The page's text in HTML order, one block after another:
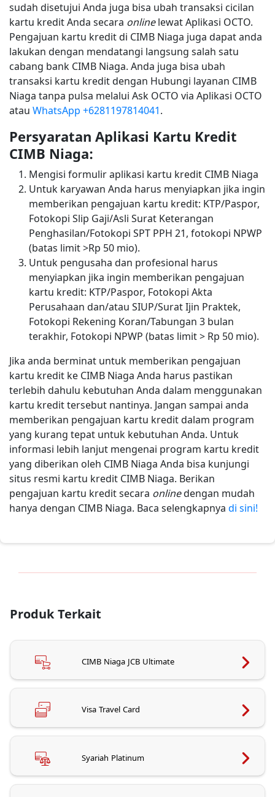
sudah disetujui Anda juga bisa ubah transaksi cicilan
kartu kredit Anda secara onlinelewat Aplikasi OCTO.
Pengajuan kartu kredit di CIMB Niaga juga dapat anda
lakukan dengan mendatangi langsung salah satu
cabang bank CIMB Niaga. Anda juga bisa ubah
transaksi kartu kredit dengan Hubungi layanan CIMB
Niaga tanpa pulsa melalui Ask OCTO via Aplikasi OCTO
atau WhatsApp +6281197814041.
Persyaratan Aplikasi Kartu Kredit
CIMB Niaga:
Mengisi formulir aplikasi kartu kredit CIMB Niaga
Untuk karyawan Anda harus menyiapkan jika ingin
memberikan pengajuan kartu kredit: KTP/Paspor,
Fotokopi Slip Gaji/Asli Surat Keterangan
Penghasilan/Fotokopi SPT PPH 21, fotokopi NPWP
(batas limit >Rp 50 mio).
Untuk pengusaha dan profesional harus
menyiapkan jika ingin memberikan pengajuan
kartu kredit: KTP/Paspor, Fotokopi Akta
Perusahaan dan/atau SIUP/Surat Ijin Praktek,
Fotokopi Rekening Koran/Tabungan 3 bulan
terakhir, Fotokopi NPWP (batas limit > Rp 50 mio).
Jika anda berminat untuk memberikan pengajuan
kartu kredit ke CIMB Niaga Anda harus pastikan
terlebih dahulu kebutuhan Anda dalam menggunakan
kartu kredit tersebut nantinya. Jangan sampai anda
memberikan pengajuan kartu kredit dalam program
yang kurang tepat untuk kebutuhan Anda. Untuk
informasi lebih lanjut mengenai program kartu kredit
yang diberikan oleh CIMB Niaga Anda bisa kunjungi
situs resmi kartu kredit CIMB Niaga. Berikan
pengajuan kartu kredit secara onlinedengan mudah
hanya dengan CIMB Niaga. Baca selengkapnya di sini!
Produk Terkait
CIMB Niaga JCB Ultimate
Visa Travel Card
Syariah Platinum